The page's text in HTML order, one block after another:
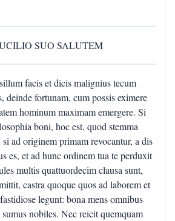
SUO SALUTEM
facis et dicis malignius tecum
deinde fortunam, cum possis eximere
hominum maximam emergere. Si
boni, hoc est, quod stemma
ad originem primam revocantur, a dis
es, et ad hunc ordinem tua te perduxit
multis quattuordecim clausa sunt,
castra quoque quos ad laborem et
legunt: bona mens omnibus
nobiles. Nec reicit quemquam